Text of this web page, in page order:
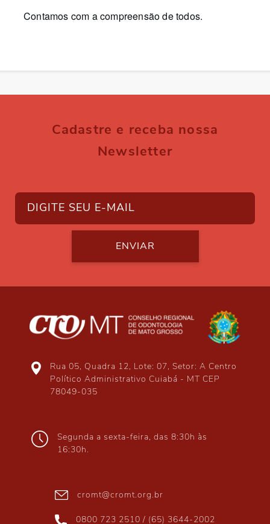
Contamos com a compreensão de todos.
Cadastre e receba nossa
Newsletter
ENVIAR
Rua 05, Quadra 12, Lote: 07, Setor: A Centro
Político Administrativo Cuiabá - MT CEP
78049-035
Segunda a sexta-feira, das 8:30h às
16:30h.
cromt@cromt.org.br
0800 723 2510 / (65) 3644-2002